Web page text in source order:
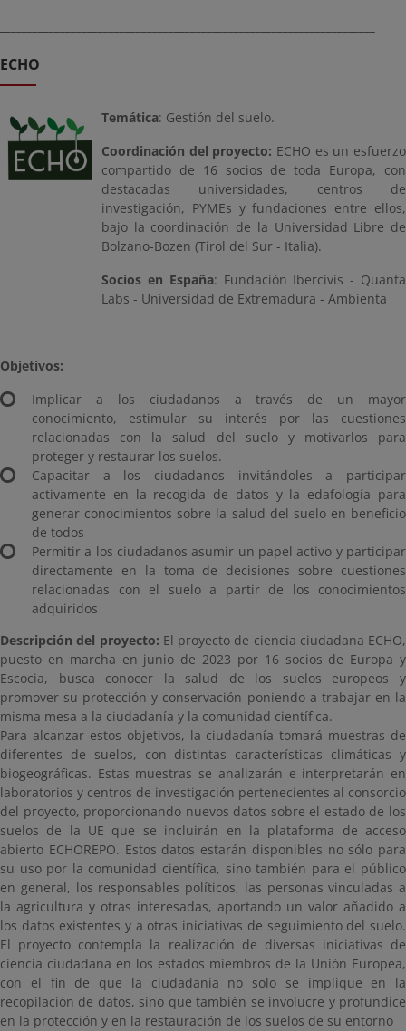
ECHO
Temática: Gestión del suelo.
Coordinación del proyecto: ECHO es un esfuerzo
compartido de 16 socios de toda Europa, con
destacadas universidades, centros de
investigación, PYMEs y fundaciones entre ellos,
bajo la coordinación de la Universidad Libre de
Bolzano-Bozen (Tirol del Sur - Italia).
Socios en España: Fundación Ibercivis - Quanta
Labs - Universidad de Extremadura - Ambienta
Objetivos:
Implicar a los ciudadanos a través de un mayor
conocimiento, estimular su interés por las cuestiones
relacionadas con la salud del suelo y motivarlos para
proteger y restaurar los suelos.
Capacitar a los ciudadanos invitándoles a participar
activamente en la recogida de datos y la edafología para
generar conocimientos sobre la salud del suelo en beneficio
de todos
Permitir a los ciudadanos asumir un papel activo y participar
directamente en la toma de decisiones sobre cuestiones
relacionadas con el suelo a partir de los conocimientos
adquiridos
Descripción del proyecto: El proyecto de ciencia ciudadana ECHO,
puesto en marcha en junio de 2023 por 16 socios de Europa y
Escocia, busca conocer la salud de los suelos europeos y
promover su protección y conservación poniendo a trabajar en la
misma mesa a la ciudadanía y la comunidad científica.
Para alcanzar estos objetivos, la ciudadanía tomará muestras de
diferentes de suelos, con distintas características climáticas y
biogeográficas. Estas muestras se analizarán e interpretarán en
laboratorios y centros de investigación pertenecientes al consorcio
del proyecto, proporcionando nuevos datos sobre el estado de los
suelos de la UE que se incluirán en la plataforma de acceso
abierto ECHOREPO. Estos datos estarán disponibles no sólo para
su uso por la comunidad científica, sino también para el público
en general, los responsables políticos, las personas vinculadas a
la agricultura y otras interesadas, aportando un valor añadido a
los datos existentes y a otras iniciativas de seguimiento del suelo.
El proyecto contempla la realización de diversas iniciativas de
ciencia ciudadana en los estados miembros de la Unión Europea,
con el fin de que la ciudadanía no solo se implique en la
recopilación de datos, sino que también se involucre y profundice
en la protección y en la restauración de los suelos de su entorno